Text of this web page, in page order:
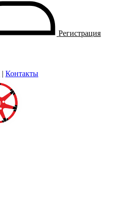
Регистрация
| Контакты